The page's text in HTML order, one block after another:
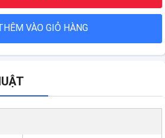
VÀO GIỎ HÀNG